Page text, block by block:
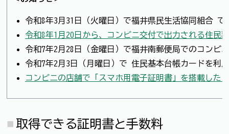
令和8年3月31日（火曜日）で福井県民生活協同組合
令和8年1月20日から、コンビニ交付で出力される住民
令和7年2月28日（金曜日）で福井南郵便局でのコンビ
令和7年2月3日（月曜日）で 住民基本台帳カードを利
コンビニの店舗で「スマホ用電子証明書」を搭載した
取得できる証明書と手数料